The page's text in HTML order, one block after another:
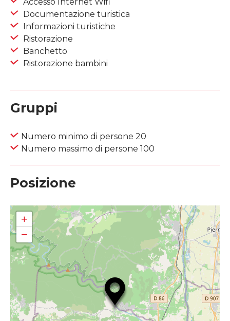
Accesso Internet Wifi
Documentazione turistica
Informazioni turistiche
Ristorazione
Banchetto
Ristorazione bambini
Gruppi
Numero minimo di persone 20
Numero massimo di persone 100
Posizione
+
−